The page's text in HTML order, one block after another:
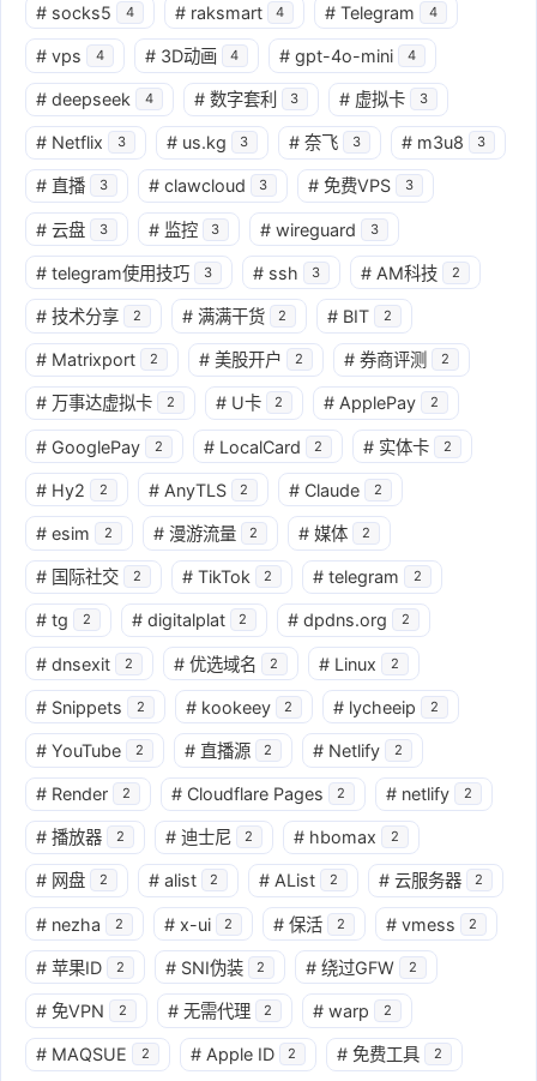
# socks5 4 # raksmart 4 # Telegram 4
# vps 4 # 3D动画 4 # gpt-4o-mini 4
# deepseek 4 # 数字套利 3 # 虚拟卡 3
# Netflix 3 # us.kg 3 # 奈飞 3 # m3u8 3
# 直播 3 # clawcloud 3 # 免费VPS 3
# 云盘 3 # 监控 3 # wireguard 3
# telegram使用技巧 3 # ssh 3 # AM科技 2
# 技术分享 2 # 满满干货 2 # BIT 2
# Matrixport 2 # 美股开户 2 # 券商评测 2
# 万事达虚拟卡 2 # U卡 2 # ApplePay 2
# GooglePay 2 # LocalCard 2 # 实体卡 2
# Hy2 2 # AnyTLS 2 # Claude 2
# esim 2 # 漫游流量 2 # 媒体 2
# 国际社交 2 # TikTok 2 # telegram 2
# tg 2 # digitalplat 2 # dpdns.org 2
# dnsexit 2 # 优选域名 2 # Linux 2
# Snippets 2 # kookeey 2 # lycheeip 2
# YouTube 2 # 直播源 2 # Netlify 2
# Render 2 # Cloudflare Pages 2 # netlify 2
# 播放器 2 # 迪士尼 2 # hbomax 2
# 网盘 2 # alist 2 # AList 2 # 云服务器 2
# nezha 2 # x-ui 2 # 保活 2 # vmess 2
# 苹果ID 2 # SNI伪装 2 # 绕过GFW 2
# 免VPN 2 # 无需代理 2 # warp 2
# MAQSUE 2 # Apple ID 2 # 免费工具 2